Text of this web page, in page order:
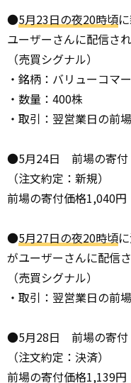
●5月23日の夜20時頃
ユーザーさんに配信され
（売買シグナル）
・銘柄：バリューコマ
・数量：400株
・取引：翌営業日の
●5月24日 前場の寄付
（注文約定：新規）
前場の寄付価格1,040
●5月27日の夜20時頃
がユーザーさんに配信さ
（売買シグナル）
・取引：翌営業日の
●5月28日 前場の寄付
（注文約定：決済）
前場の寄付価格1,139